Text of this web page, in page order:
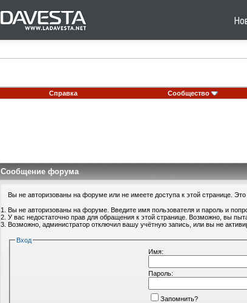
Справка Сообщество
Сообщение форума
Вы не авторизованы на форуме или не имеете доступа к этой странице. Это
Вы не авторизованы на форуме. Введите имя пользователя и пароль и
У вас недостаточно прав для обращения к этой странице. Возможно, вы
Возможно, администратор отключил вашу учётную запись, или вы не
Вход
Имя:
Пароль:
Запомнить?